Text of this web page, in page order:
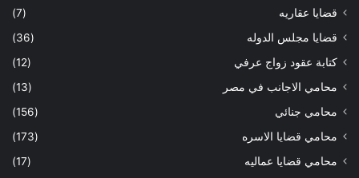
قضايا عقاريه
(7)
قضايا مجلس الدوله
(36)
كتابة عقود زواج عرفي
(12)
محامي الاجانب في مصر
(13)
محامي جنائي
(156)
محامي قضايا الاسره
(173)
محامي قضايا عماليه
(17)